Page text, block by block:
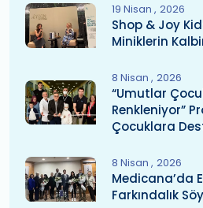
19 Nisan 2026
Shop & Joy
Miniklerin
8 Nisan 2026
“Umutlar
Renkleniyor”
Çocuklara
8 Nisan 2026
Medicana’da
Farkındalık